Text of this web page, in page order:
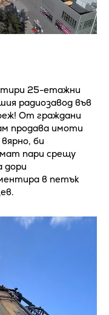
25-етажни
радиозавод във
От граждани
продава имоти
би
пари срещу
дори
в петък